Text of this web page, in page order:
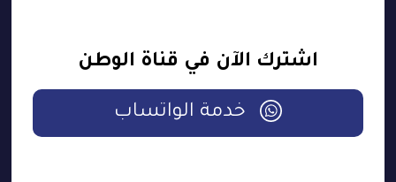
اشترك الآن في قناة الوطن
خدمة الواتساب